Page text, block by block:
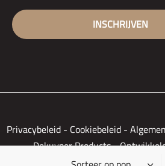
Privacybeleid- Cookiebeleid-
Dekuyper Products -